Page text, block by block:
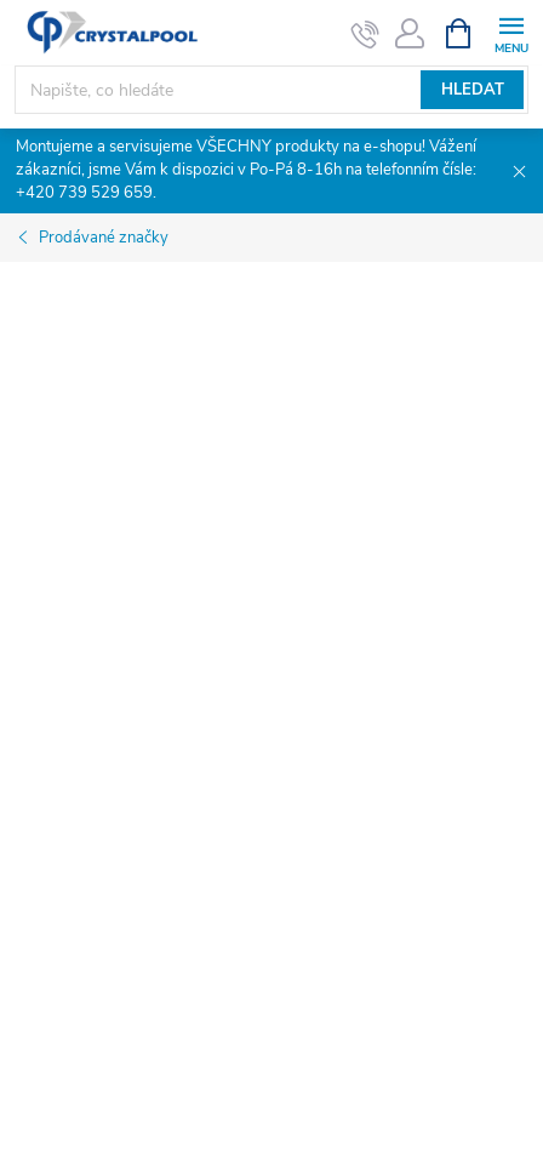
Přejít
obsah
HLEDAT
NÁKUPNÍ
KOŠÍK
Montujeme a servisujeme VŠECHNY produkty na e-shopu! Vážení
zákazníci, jsme Vám k dispozici v Po-Pá 8-16h na telefonním čísle:
+420 739 529 659.
Prodávané značky